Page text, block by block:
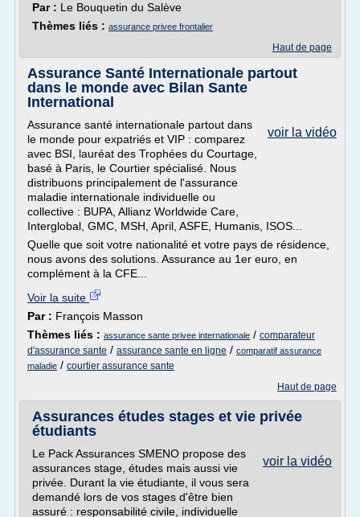
Par : Le Bouquetin du Salève
Thèmes liés : assurance privee frontalier
Haut de page
Assurance Santé Internationale partout
dans le monde avec Bilan Sante
International
voir la vidéo
Assurance santé internationale partout dans
le monde pour expatriés et VIP : comparez
avec BSI, lauréat des Trophées du Courtage,
basé à Paris, le Courtier spécialisé. Nous
distribuons principalement de l'assurance
maladie internationale individuelle ou
collective : BUPA, Allianz Worldwide Care,
Interglobal, GMC, MSH, April, ASFE, Humanis, ISOS...
Quelle que soit votre nationalité et votre pays de résidence,
nous avons des solutions. Assurance au 1er euro, en
complément à la CFE...
Voir la suite
Par : François Masson
Thèmes liés : assurance sante privee internationale / comparateur
d'assurance sante / assurance sante en ligne / comparatif assurance
maladie / courtier assurance sante
Haut de page
Assurances études stages et vie privée
étudiants
voir la vidéo
Le Pack Assurances SMENO propose des
assurances stage, études mais aussi vie
privée. Durant la vie étudiante, il vous sera
demandé lors de vos stages d'être bien
assuré : responsabilité civile, individuelle